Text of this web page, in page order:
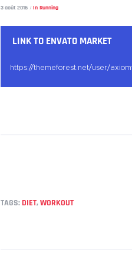
3 août 2016 In Running
LINK TO ENVATO MARKET
https://themeforest.net/user/
TAGS: DIET,WORKOUT